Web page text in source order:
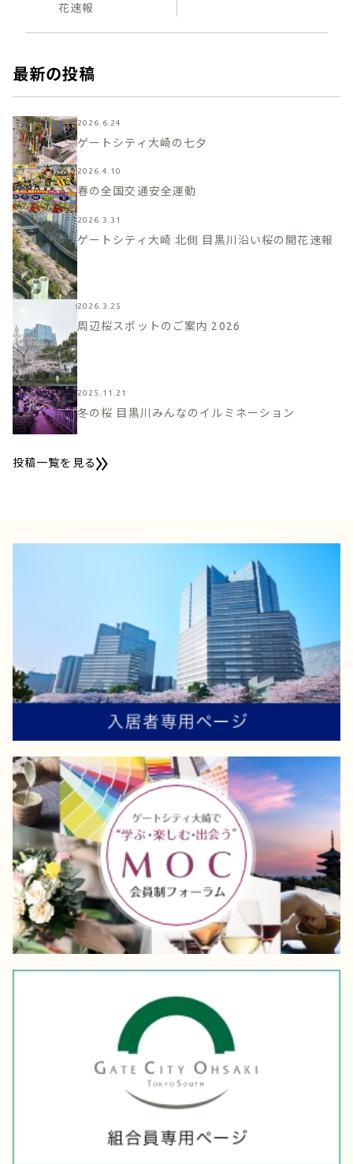
花速報
最新の投稿
2026.6.24
ゲートシティ大崎の七夕
2026.4.10
春の全国交通安全運動
2026.3.31
ゲートシティ大崎 北側 目黒川沿い桜の開花速報
2026.3.25
周辺桜スポットのご案内 2026
2025.11.21
冬の桜 目黒川みんなのイルミネーション
投稿一覧を見る